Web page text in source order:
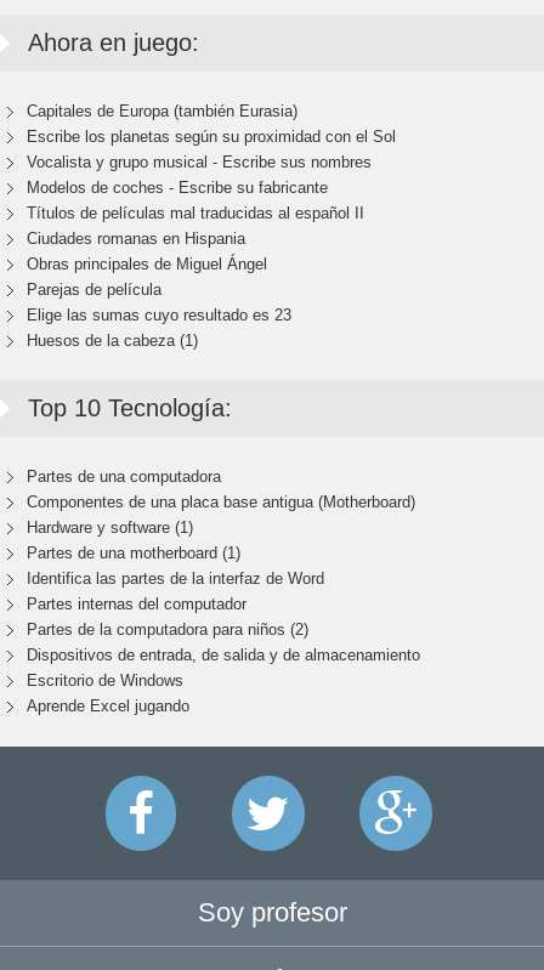
Ahora en juego:
Capitales de Europa (también Eurasia)
Escribe los planetas según su proximidad con el Sol
Vocalista y grupo musical - Escribe sus nombres
Modelos de coches - Escribe su fabricante
Títulos de películas mal traducidas al español II
Ciudades romanas en Hispania
Obras principales de Miguel Ángel
Parejas de película
Elige las sumas cuyo resultado es 23
Huesos de la cabeza (1)
Top 10 Tecnología:
Partes de una computadora
Componentes de una placa base antigua (Motherboard)
Hardware y software (1)
Partes de una motherboard (1)
Identifica las partes de la interfaz de Word
Partes internas del computador
Partes de la computadora para niños (2)
Dispositivos de entrada, de salida y de almacenamiento
Escritorio de Windows
Aprende Excel jugando
Soy profesor